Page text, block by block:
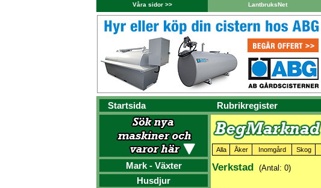
Våra sidor >> LantbruksNet
Startsida Rubrikregister
Mark - Växter
Husdjur
Alla Åker Inomgård Skog
Verkstad (Antal: 0)